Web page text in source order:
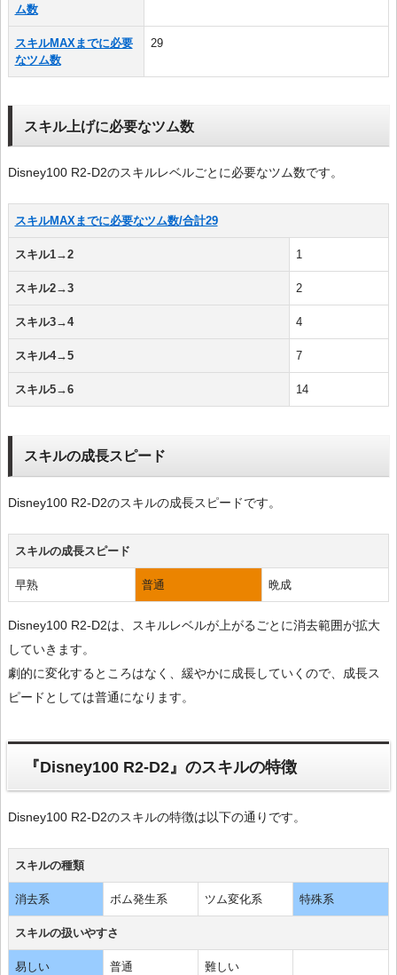
ム数
スキルMAXまでに必要
なツム数
29
スキル上げに必要なツム数
Disney100 R2-D2のスキルレベルごとに必要なツム数です。
スキルMAXまでに必要なツム数/合計29
スキル1→2 1
スキル2→3 2
スキル3→4 4
スキル4→5 7
スキル5→6 14
スキルの成長スピード
Disney100 R2-D2のスキルの成長スピードです。
スキルの成長スピード
早熟 普通 晩成
Disney100 R2-D2は、スキルレベルが上がるごとに消去範囲が拡大
していきます。
劇的に変化するところはなく、緩やかに成長していくので、成長ス
ピードとしては普通になります。
『Disney100 R2-D2』のスキルの特徴
Disney100 R2-D2のスキルの特徴は以下の通りです。
スキルの種類
消去系 ボム発生系 ツム変化系 特殊系
スキルの扱いやすさ
易しい 普通 難しい